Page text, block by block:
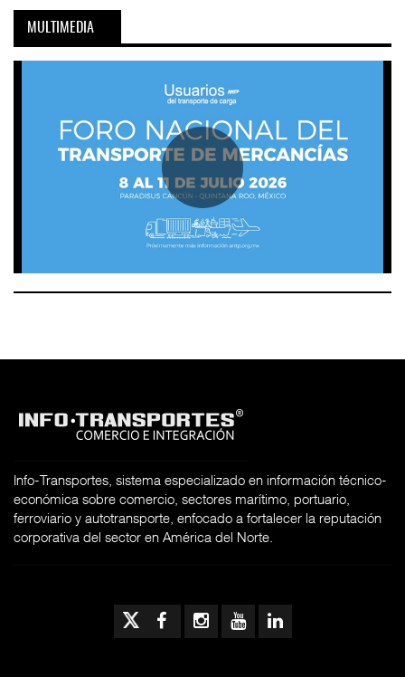
MULTIMEDIA
Info-Transportes, sistema especializado en información técnico-
económica sobre comercio, sectores marítimo, portuario,
ferroviario y autotransporte, enfocado a fortalecer la reputación
corporativa del sector en América del Norte.